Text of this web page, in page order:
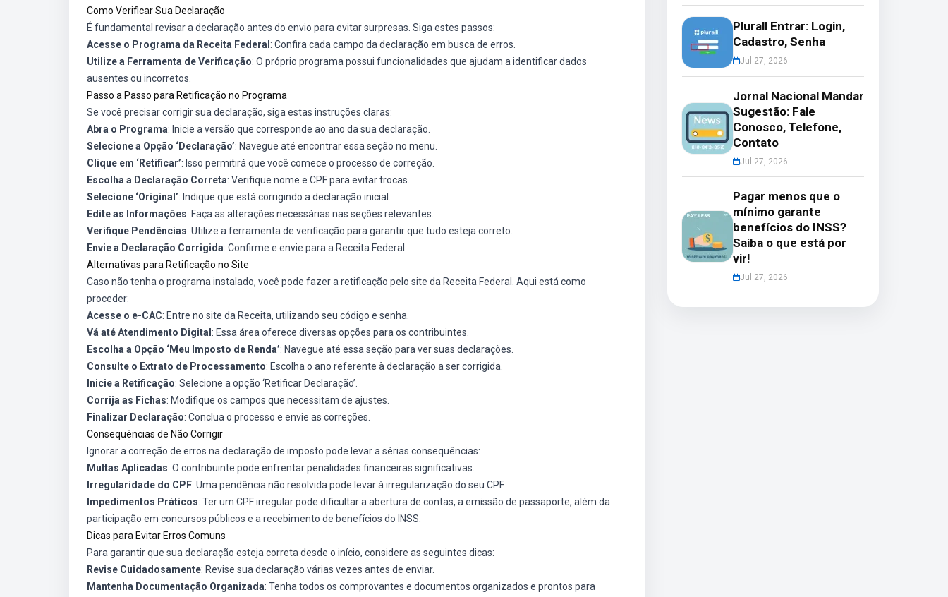
Como Verificar Sua Declaração
É fundamental revisar a declaração antes do envio para evitar surpresas. Siga estes passos:
Acesse o Programa da Receita Federal : Confira cada campo da declaração em busca de erros.
Utilize a Ferramenta de Verificação: O próprio programa possui funcionalidades que ajudam a identificar dados
ausentes ou incorretos.
Passo a Passo para Retificação no Programa
Se você precisar corrigir sua declaração, siga estas instruções claras:
Abra o Programa: Inicie a versão que corresponde ao ano da sua declaração.
Selecione a Opção ‘Declaração’: Navegue até encontrar essa seção no menu.
Clique em ‘Retificar’: Isso permitirá que você comece o processo de correção.
Escolha a Declaração Correta: Verifique nome e CPF para evitar trocas.
Selecione ‘Original’: Indique que está corrigindo a declaração inicial.
Edite as Informações: Faça as alterações necessárias nas seções relevantes.
Verifique Pendências: Utilize a ferramenta de verificação para garantir que tudo esteja correto.
Envie a Declaração Corrigida: Confirme e envie para a Receita Federal.
Alternativas para Retificação no Site
Caso não tenha o programa instalado, você pode fazer a retificação pelo site da Receita Federal. Aqui está como
proceder:
Acesse o e-CAC: Entre no site da Receita, utilizando seu código e senha.
Vá até Atendimento Digital : Essa área oferece diversas opções para os contribuintes.
Escolha a Opção ‘Meu Imposto de Renda’: Navegue até essa seção para ver suas declarações.
Consulte o Extrato de Processamento: Escolha o ano referente à declaração a ser corrigida.
Inicie a Retificação: Selecione a opção ‘Retificar Declaração’.
Corrija as Fichas: Modifique os campos que necessitam de ajustes.
Finalizar Declaração: Conclua o processo e envie as correções.
Consequências de Não Corrigir
Ignorar a correção de erros na declaração de imposto pode levar a sérias consequências:
Multas Aplicadas: O contribuinte pode enfrentar penalidades financeiras significativas.
Irregularidade do CPF: Uma pendência não resolvida pode levar à irregularização do seu CPF.
Impedimentos Práticos: Ter um CPF irregular pode dificultar a abertura de contas, a emissão de passaporte, além da
participação em concursos públicos e a recebimento de benefícios do INSS.
Dicas para Evitar Erros Comuns
Para garantir que sua declaração esteja correta desde o início, considere as seguintes dicas:
Revise Cuidadosamente: Revise sua declaração várias vezes antes de enviar.
Mantenha Documentação Organizada: Tenha todos os comprovantes e documentos organizados e prontos para
Plurall Entrar: Login,
Cadastro, Senha
Jul 27, 2026
Jornal Nacional Mandar
Sugestão: Fale
Conosco, Telefone,
Contato
Jul 27, 2026
Pagar menos que o
mínimo garante
benefícios do INSS?
Saiba o que está por
vir!
Jul 27, 2026